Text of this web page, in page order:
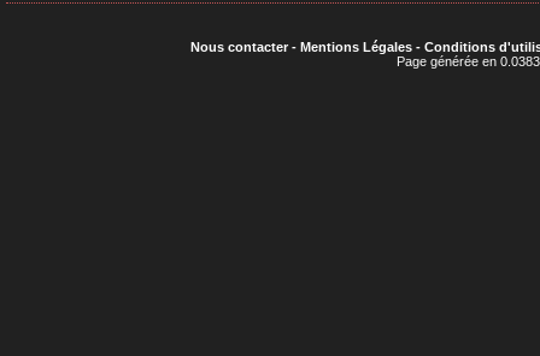
Nous contacter- Mentions Légales- Conditions
Page générée en